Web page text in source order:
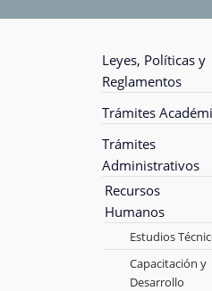
Leyes, Políticas y
Reglamentos
Trámites
Trámites
Administrativos
Recursos
Humanos
Estudios
Capacitación y
Desarrollo